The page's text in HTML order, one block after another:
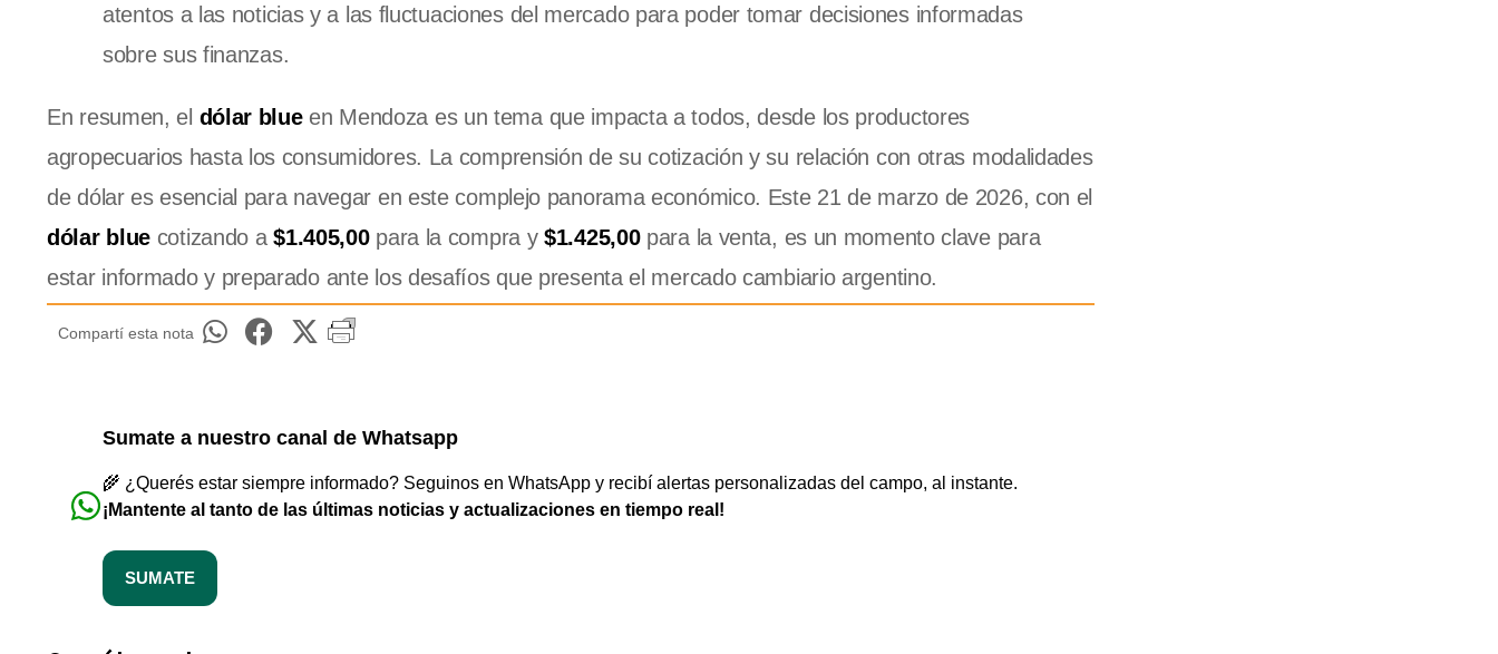
atentos a las noticias y a las fluctuaciones del mercado para poder tomar decisiones informadas
sobre sus finanzas.
En resumen, el dólar blueen Mendoza es un tema que impacta a todos, desde los productores
agropecuarios hasta los consumidores. La comprensión de su cotización y su relación con otras modalidades
de dólar es esencial para navegar en este complejo panorama económico. Este 21 de marzo de 2026, con el
dólar blue cotizando a$1.405,00para la compra y$1.425,00para la venta, es un momento clave para
estar informado y preparado ante los desafíos que presenta el mercado cambiario argentino.
Compartí esta nota
Sumate a nuestro canal de Whatsapp
🌾 ¿Querés estar siempre informado? Seguinos en WhatsApp y recibí alertas personalizadas del campo, al instante.
¡Mantente al tanto de las últimas noticias y actualizaciones en tiempo real!
SUMATE